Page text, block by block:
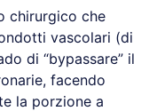
chirurgico che
vascolari (di
di “bypassare” il
facendo
la porzione a